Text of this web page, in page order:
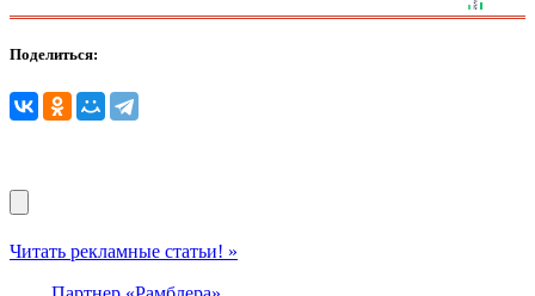
Поделиться:
Читать рекламные статьи! »